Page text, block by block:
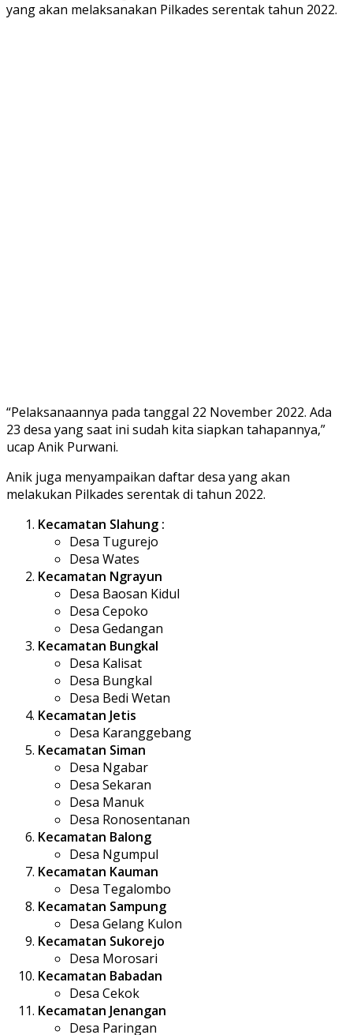
yang akan melaksanakan Pilkades serentak tahun 2022.
“Pelaksanaannya pada tanggal 22 November 2022. Ada
23 desa yang saat ini sudah kita siapkan tahapannya,”
ucap Anik Purwani.
Anik juga menyampaikan daftar desa yang akan
melakukan Pilkades serentak di tahun 2022.
Kecamatan Slahung :
Desa Tugurejo
Desa Wates
Kecamatan Ngrayun
Desa Baosan Kidul
Desa Cepoko
Desa Gedangan
Kecamatan Bungkal
Desa Kalisat
Desa Bungkal
Desa Bedi Wetan
Kecamatan Jetis
Desa Karanggebang
Kecamatan Siman
Desa Ngabar
Desa Sekaran
Desa Manuk
Desa Ronosentanan
Kecamatan Balong
Desa Ngumpul
Kecamatan Kauman
Desa Tegalombo
Kecamatan Sampung
Desa Gelang Kulon
Kecamatan Sukorejo
Desa Morosari
Kecamatan Babadan
Desa Cekok
Kecamatan Jenangan
Desa Paringan